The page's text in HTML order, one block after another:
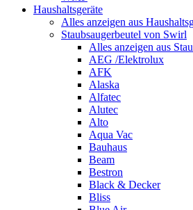
Haushaltsgeräte
Alles anzeigen aus
Staubsaugerbeutel von Swirl
Alles anzeigen aus
AEG /Elektrolux
AFK
Alaska
Alfatec
Alutec
Alto
Aqua Vac
Bauhaus
Beam
Bestron
Black & Decker
Bliss